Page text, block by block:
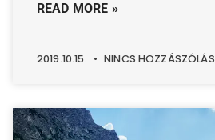
READ MORE »
2019.10.15. NINCS HOZZÁSZÓLÁS